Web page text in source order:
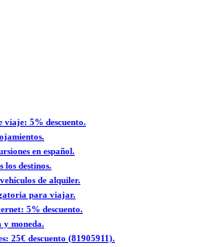
viaje: 5% descuento.
en español.
los destinos.
de alquiler.
para viajar.
5% descuento.
y moneda.
25€ descuento (81905911).